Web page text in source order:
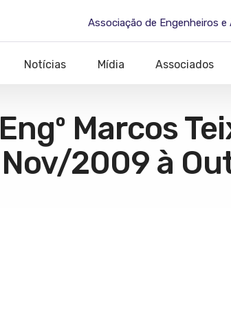
Associação de Engenheiros
Notícias Mídia Associados
Engº Marcos
Nov/2009 à